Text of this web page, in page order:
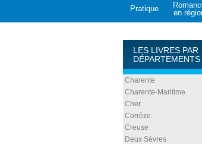
Pratique
en
LES LIVRES PAR
DÉPARTEMENTS
Charente
Charente-Maritime
Cher
Corrèze
Creuse
Deux Sèvres